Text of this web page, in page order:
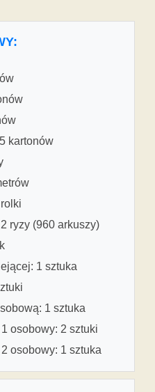
kartonów
ryzy (960 arkuszy)
1 sztuka
1 sztuka
osobowy: 2 sztuki
osobowy: 1 sztuka